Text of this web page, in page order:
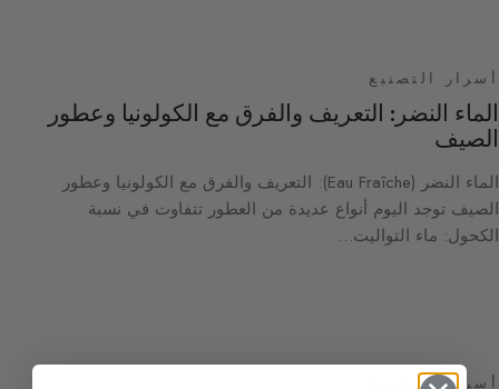
أسرار التصنيع
الماء النضر: التعريف والفرق مع الكولونيا وعطور
الصيف
الماء النضر (Eau Fraîche): التعريف والفرق مع الكولونيا وعطور
الصيف توجد اليوم أنواع عديدة من العطور تتفاوت في نسبة
الكحول: ماء التواليت…
أسرار التصنيع